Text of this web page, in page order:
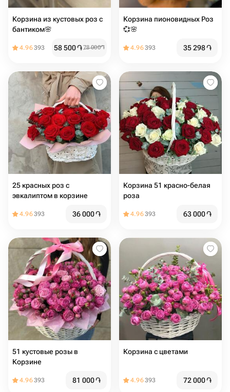
Корзина из кустовых роз с
бантиком🌸
4.96393 58 500֏78 000֏
Корзина пионовидных Роз
💞🌸
4.96393 35 298֏
25 красных роз с
эвкалиптом в корзине
4.96393 36 000֏
Корзина 51 красно-белая
роза
4.96393 63 000֏
51 кустовые розы в
Корзине
4.96393 81 000֏
Корзина с цветами
4.96393 72 000֏